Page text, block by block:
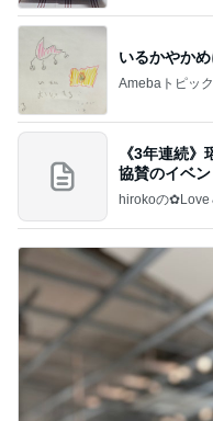
いるかやか
Amebaトピッ
《3年連続
協賛のイベ
すぎ
hirokoの